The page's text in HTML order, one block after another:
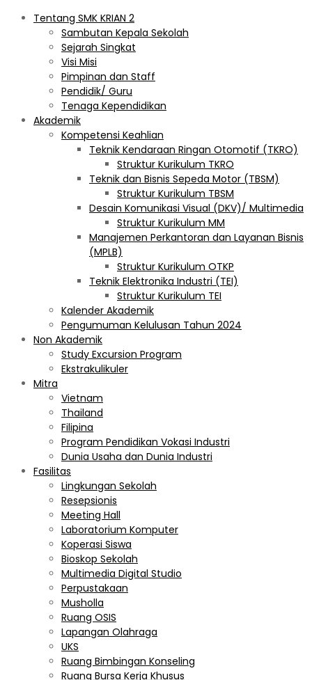
Tentang SMK KRIAN 2
Sambutan Kepala Sekolah
Sejarah Singkat
Visi Misi
Pimpinan dan Staff
Pendidik/ Guru
Tenaga Kependidikan
Akademik
Kompetensi Keahlian
Teknik Kendaraan Ringan Otomotif (TKRO)
Struktur Kurikulum TKRO
Teknik dan Bisnis Sepeda Motor (TBSM)
Struktur Kurikulum TBSM
Desain Komunikasi Visual (DKV)/ Multimedia
Struktur Kurikulum MM
Manajemen Perkantoran dan Layanan Bisnis
(MPLB)
Struktur Kurikulum OTKP
Teknik Elektronika Industri (TEI)
Struktur Kurikulum TEI
Kalender Akademik
Pengumuman Kelulusan Tahun 2024
Non Akademik
Study Excursion Program
Ekstrakulikuler
Mitra
Vietnam
Thailand
Filipina
Program Pendidikan Vokasi Industri
Dunia Usaha dan Dunia Industri
Fasilitas
Lingkungan Sekolah
Resepsionis
Meeting Hall
Laboratorium Komputer
Koperasi Siswa
Bioskop Sekolah
Multimedia Digital Studio
Perpustakaan
Musholla
Ruang OSIS
Lapangan Olahraga
UKS
Ruang Bimbingan Konseling
Ruang Bursa Kerja Khusus